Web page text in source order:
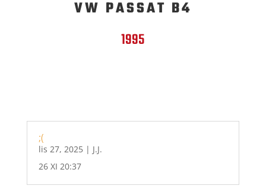
VW PASSAT B4
1995
;(
lis 27, 2025| J.J.
26 XI 20:37